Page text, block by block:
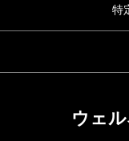
特
ウェ